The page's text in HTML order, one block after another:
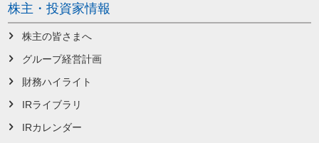
株主・投資家情報
株主の皆さまへ
グループ経営計画
財務ハイライト
IRライブラリ
IRカレンダー